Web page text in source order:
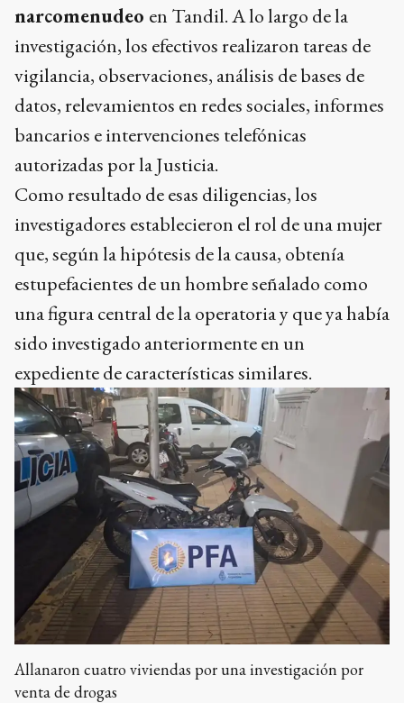
narcomenudeo en Tandil. A lo largo de la
investigación, los efectivos realizaron tareas de
vigilancia, observaciones, análisis de bases de
datos, relevamientos en redes sociales, informes
bancarios e intervenciones telefónicas
autorizadas por la Justicia.
Como resultado de esas diligencias, los
investigadores establecieron el rol de una mujer
que, según la hipótesis de la causa, obtenía
estupefacientes de un hombre señalado como
una figura central de la operatoria y que ya había
sido investigado anteriormente en un
expediente de características similares.
Allanaron cuatro viviendas por una investigación por
venta de drogas